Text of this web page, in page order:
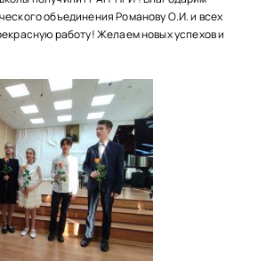
КОНТАКТЫ
ОТЗЫВЫ
объединения Романову О.И. и всех
работу! Желаем новых успехов и